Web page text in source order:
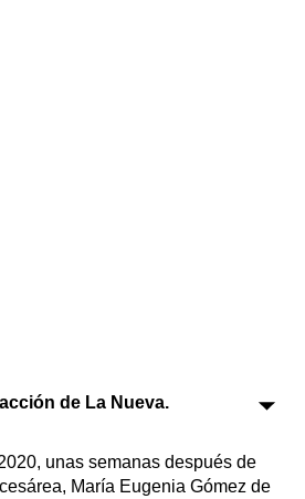
de La Nueva.
unas semanas después de
María Eugenia Gómez de